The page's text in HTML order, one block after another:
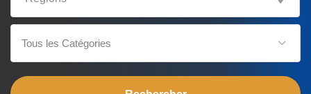
Tous les Catégories